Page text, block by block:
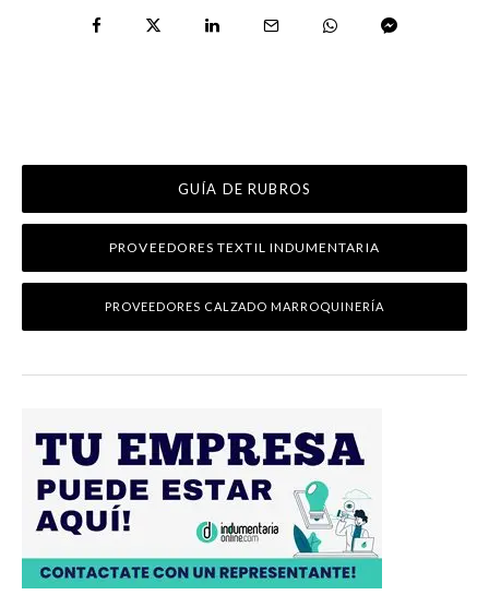
GUÍA DE RUBROS
PROVEEDORES TEXTIL INDUMENTARIA
PROVEEDORES CALZADO MARROQUINERÍA